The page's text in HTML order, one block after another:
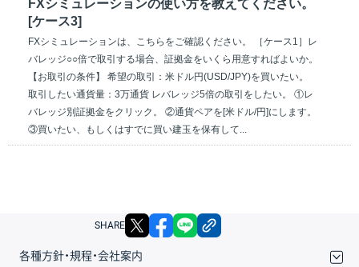
FXシミュレーションの使い方を教えてください。
[ケース3]
FXシミュレーションは、こちらをご確認ください。 ［ケース1］レ
バレッジ○○倍で取引する場合、証拠金をいくら用意すればよいか。
【お取引の条件】 希望の取引：米ドル円(USD/JPY)を買いたい。
取引したい通貨量：3万通貨 レバレッジ5倍の取引をしたい。 ①レ
バレッジ別証拠金をクリック。 ②通貨ペアを[米ドル/円]にします。
③買いたい、もしくはすでに買い建玉を保有して...
SHARE X facebook
各種方針・規程・会社案内